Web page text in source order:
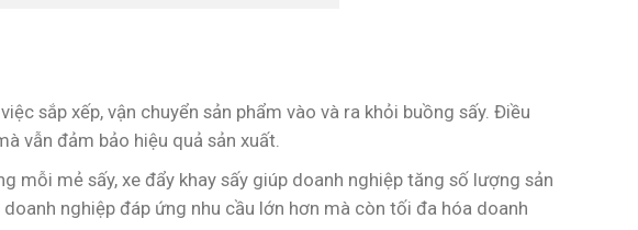
sắp xếp, vận chuyển sản phẩm vào và ra khỏi buồng sấy. Điều
vẫn đảm bảo hiệu quả sản xuất.
mẻ sấy, xe đẩy khay sấy giúp doanh nghiệp tăng số lượng sản
nghiệp đáp ứng nhu cầu lớn hơn mà còn tối đa hóa doanh